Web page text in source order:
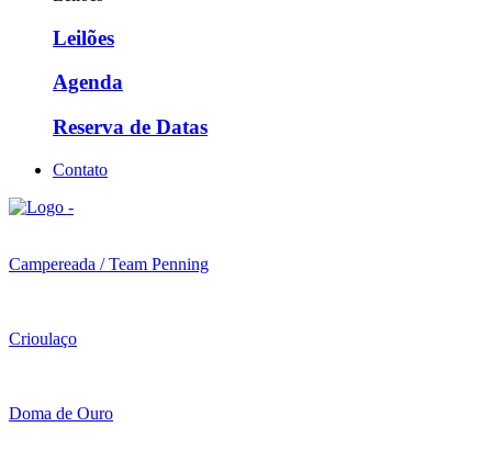
Leilões
Agenda
Reserva de Datas
Contato
Campereada / Team Penning
Crioulaço
Doma de Ouro